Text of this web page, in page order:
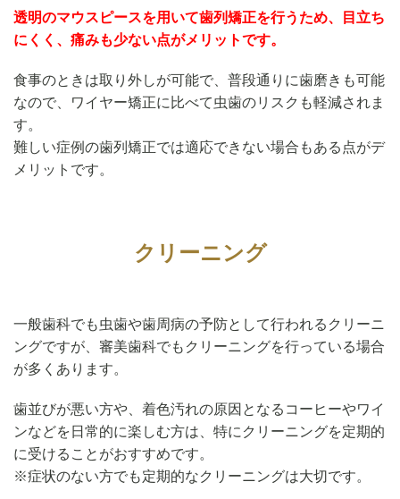
透明のマウスピースを用いて歯列矯正を行うため、目立ち
にくく、痛みも少ない点がメリットです。
食事のときは取り外しが可能で、普段通りに歯磨きも可能
なので、ワイヤー矯正に比べて虫歯のリスクも軽減されま
す。
難しい症例の歯列矯正では適応できない場合もある点がデ
メリットです。
クリーニング
一般歯科でも虫歯や歯周病の予防として行われるクリーニ
ングですが、審美歯科でもクリーニングを行っている場合
が多くあります。
歯並びが悪い方や、着色汚れの原因となるコーヒーやワイ
ンなどを日常的に楽しむ方は、特にクリーニングを定期的
に受けることがおすすめです。
※症状のない方でも定期的なクリーニングは大切です。